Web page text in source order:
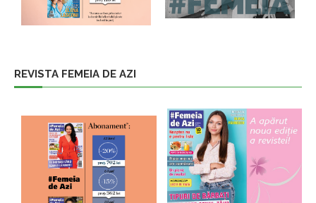
REVISTA FEMEIA DE AZI